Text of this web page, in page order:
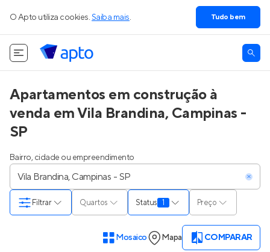
O Apto utiliza cookies. Saiba mais. Tudo bem
Apartamentos em construção à
venda em Vila Brandina, Campinas -
SP
Bairro, cidade ou empreendimento
Quartos Status 1 Preço
Filtrar
Mosaico Mapa COMPARAR